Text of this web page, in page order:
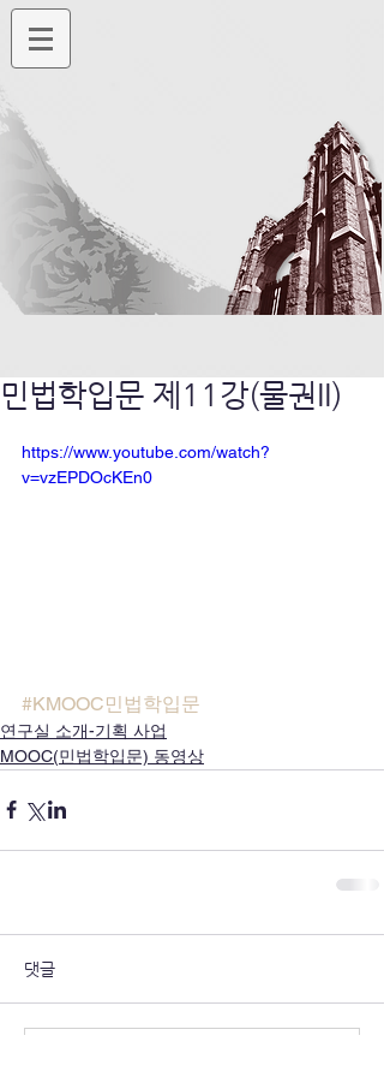
민법학입문 제11강(물권II)
https://www.youtube.com/watch?
v=vzEPDOcKEn0
#KMOOC민법학입문
연구실 소개-기획 사업
MOOC(민법학입문) 동영상
댓글